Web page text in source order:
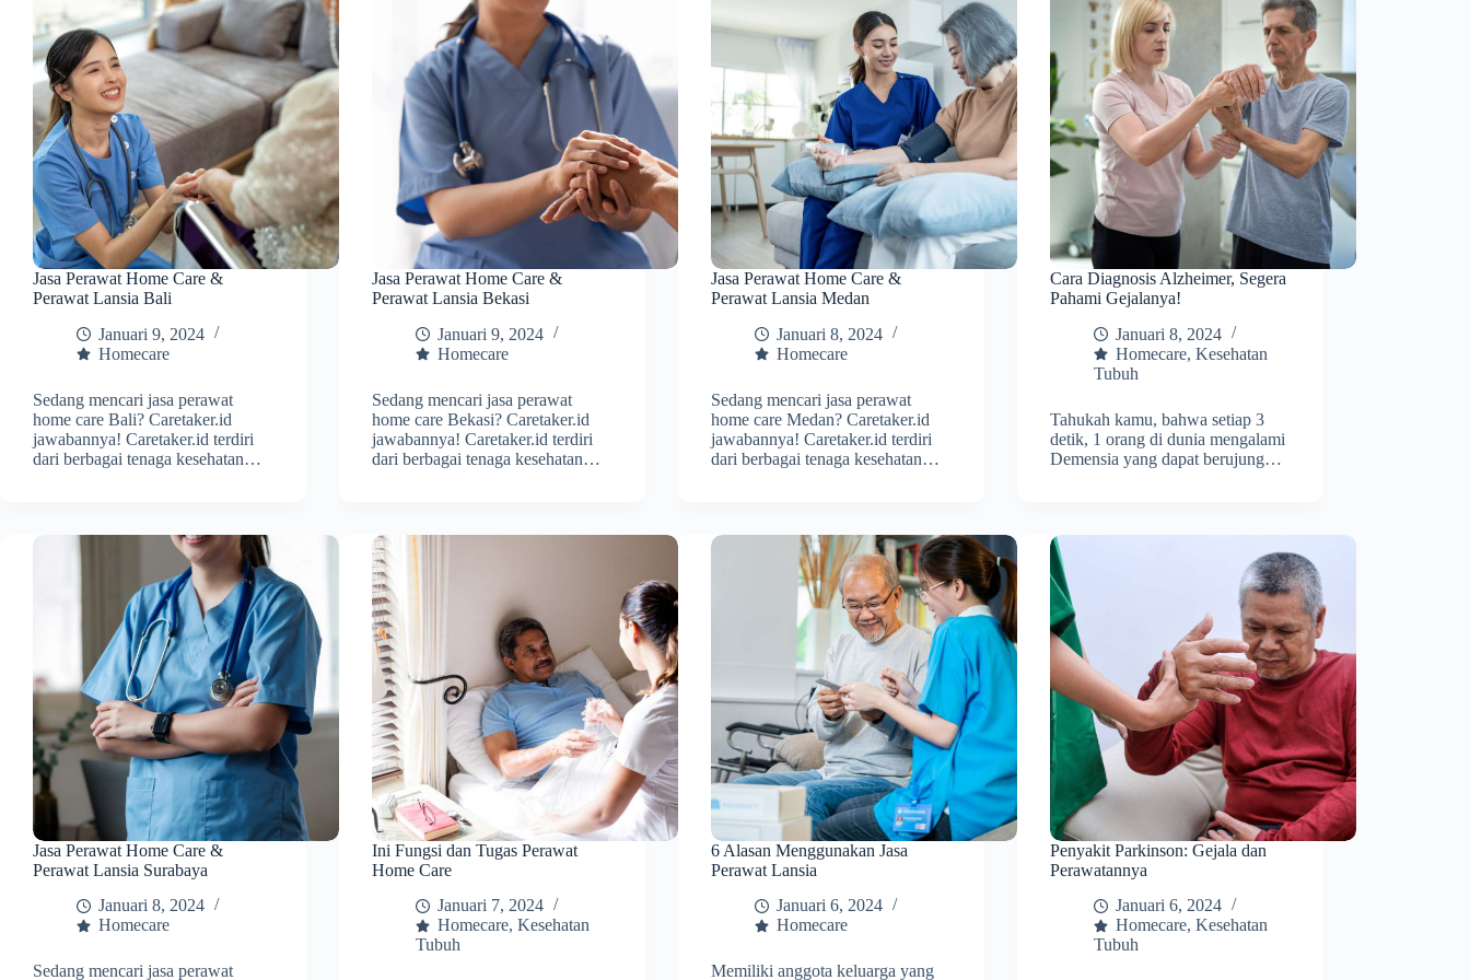
Jasa Perawat Home Care &
Perawat Lansia Bali
Januari 9, 2024
Homecare
Sedang mencari jasa perawat
home care Bali? Caretaker.id
jawabannya! Caretaker.id terdiri
dari berbagai tenaga kesehatan…
Jasa Perawat Home Care &
Perawat Lansia Bekasi
Januari 9, 2024
Homecare
Sedang mencari jasa perawat
home care Bekasi? Caretaker.id
jawabannya! Caretaker.id terdiri
dari berbagai tenaga kesehatan…
Jasa Perawat Home Care &
Perawat Lansia Medan
Januari 8, 2024
Homecare
Sedang mencari jasa perawat
home care Medan? Caretaker.id
jawabannya! Caretaker.id terdiri
dari berbagai tenaga kesehatan…
Cara Diagnosis Alzheimer, Segera
Pahami Gejalanya!
Januari 8, 2024
Homecare, Kesehatan
Tubuh
Tahukah kamu, bahwa setiap 3
detik, 1 orang di dunia mengalami
Demensia yang dapat berujung…
Jasa Perawat Home Care &
Perawat Lansia Surabaya
Januari 8, 2024
Homecare
Sedang mencari jasa perawat
Ini Fungsi dan Tugas Perawat
Home Care
Januari 7, 2024
Homecare, Kesehatan
Tubuh
6 Alasan Menggunakan Jasa
Perawat Lansia
Januari 6, 2024
Homecare
Memiliki anggota keluarga yang
Penyakit Parkinson: Gejala dan
Perawatannya
Januari 6, 2024
Homecare, Kesehatan
Tubuh